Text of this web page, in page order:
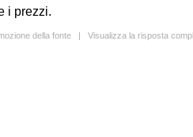
i prezzi.
della fonte | Visualizza la risposta